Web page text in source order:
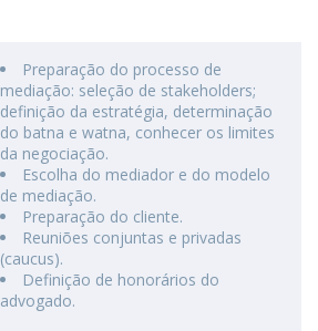
Preparação do processo de
mediação: seleção de stakeholders;
definição da estratégia, determinação
do batna e watna, conhecer os limites
da negociação.
Escolha do mediador e do modelo
de mediação.
Preparação do cliente.
Reuniões conjuntas e privadas
(caucus).
Definição de honorários do
advogado.